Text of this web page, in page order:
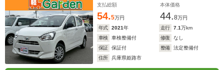
支払総額
54.5万円
本体価格
44.8万円
年式
2021年 走行 7.1万km
車検
車検整備付 修復
なし
保証
保証付 整備
法定整備付
住所
兵庫県姫路市